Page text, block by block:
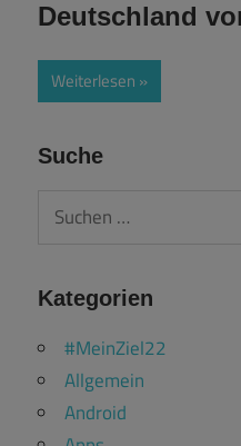
Deutschland
Weiterlesen
Suche
Suchen
Kategorien
#MeinZiel22
Allgemein
Android